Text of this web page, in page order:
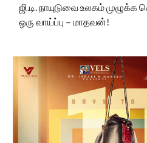
ஜி.டி. நாயுடுவை உலகம்
ஒரு வாய்ப்பு – மாதவன்!